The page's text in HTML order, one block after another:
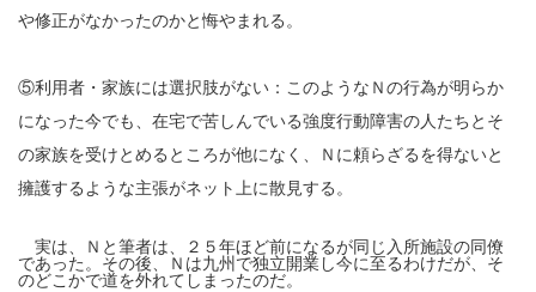
や修正がなかったのかと悔やまれる。
⑤利用者・家族には選択肢がない：このようなＮの行為が明らか
になった今でも、在宅で苦しんでいる強度行動障害の人たちとそ
の家族を受けとめるところが他になく、Ｎに頼らざるを得ないと
擁護するような主張がネット上に散見する。
実は、Ｎと筆者は、２５年ほど前になるが同じ入所施設の同僚
であった。その後、Ｎは九州で独立開業し今に至るわけだが、そ
のどこかで道を外れてしまったのだ。